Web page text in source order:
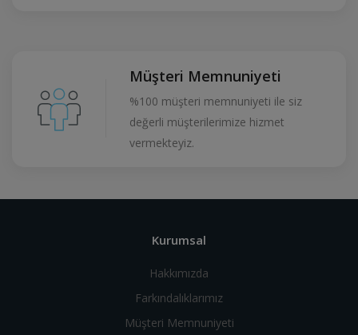
Müşteri Memnuniyeti
%100 müşteri memnuniyeti ile siz
değerli müşterilerimize hizmet
vermekteyiz.
Kurumsal
Hakkımızda
Farkındalıklarımız
Müşteri Memnuniyeti